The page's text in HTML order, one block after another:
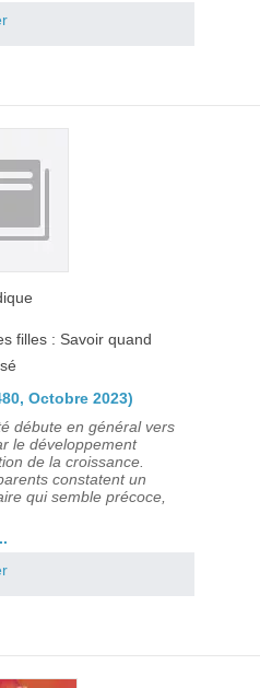
filles : Savoir quand
Octobre 2023)
débute en général vers
le développement
de la croissance.
constatent un
qui semble précoce,